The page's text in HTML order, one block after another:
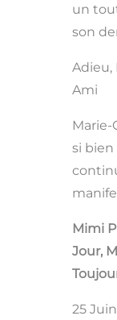
un
son
Adieu,
Ami
Marie-
si bien
Mimi
Jour,
25